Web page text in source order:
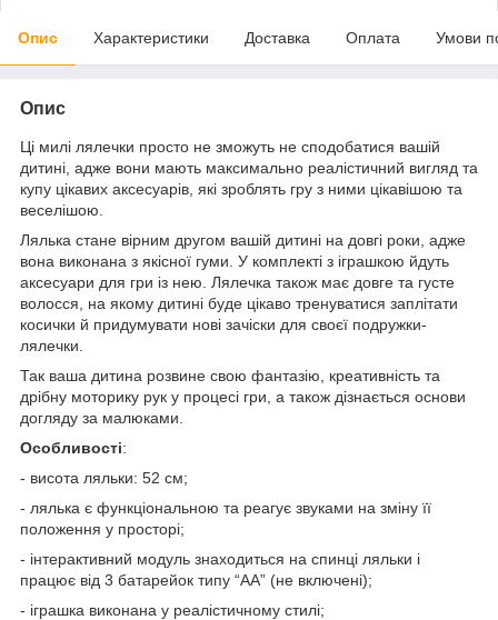
Опис Характеристики Доставка Оплата Умови
Опис
Ці милі лялечки просто не зможуть не сподобатися вашій
дитині, адже вони мають максимально реалістичний вигляд та
купу цікавих аксесуарів, які зроблять гру з ними цікавішою та
веселішою.
Лялька стане вірним другом вашій дитині на довгі роки, адже
вона виконана з якісної гуми. У комплекті з іграшкою йдуть
аксесуари для гри із нею. Лялечка також має довге та густе
волосся, на якому дитині буде цікаво тренуватися заплітати
косички й придумувати нові зачіски для своєї подружки-
лялечки.
Так ваша дитина розвине свою фантазію, креативність та
дрібну моторику рук у процесі гри, а також дізнається основи
догляду за малюками.
Особливості:
- висота ляльки: 52 см;
- лялька є функціональною та реагує звуками на зміну її
положення у просторі;
- інтерактивний модуль знаходиться на спинці ляльки і
працює від 3 батарейок типу “АА” (не включені);
- іграшка виконана у реалістичному стилі;